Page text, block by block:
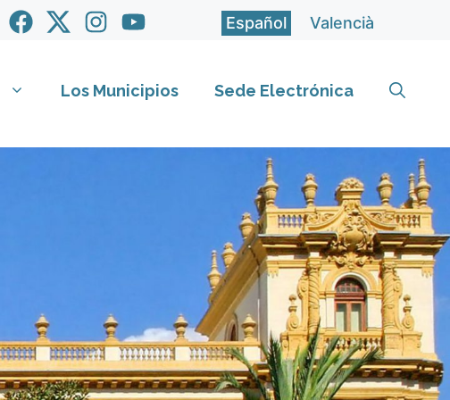
Español Valencià
Los Municipios Sede Electrónica